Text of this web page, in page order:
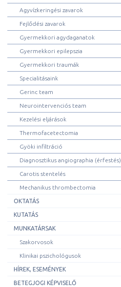
Agyvízkeringési zavarok
Fejlődési zavarok
Gyermekkori agydaganatok
Gyermekkori epilepszia
Gyermekkori traumák
Specialitásaink
Gerinc team
Neurointervenciós team
Kezelési eljárások
Thermofacetectomia
Gyöki infiltráció
Diagnosztikus angiographia (érfestés)
Carotis stentelés
Mechanikus thrombectomia
OKTATÁS
KUTATÁS
MUNKATÁRSAK
Szakorvosok
Klinikai pszichológusok
HÍREK, ESEMÉNYEK
BETEGJOGI KÉPVISELŐ